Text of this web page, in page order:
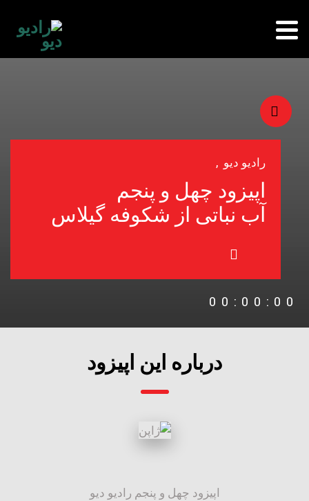
رادیو دیو ,
اپیزود چهل و پنجم
آب نباتی از شکوفه گیلاس
00:00:00
درباره این اپیزود
اپیزود چهل و پنجم رادیو دیو